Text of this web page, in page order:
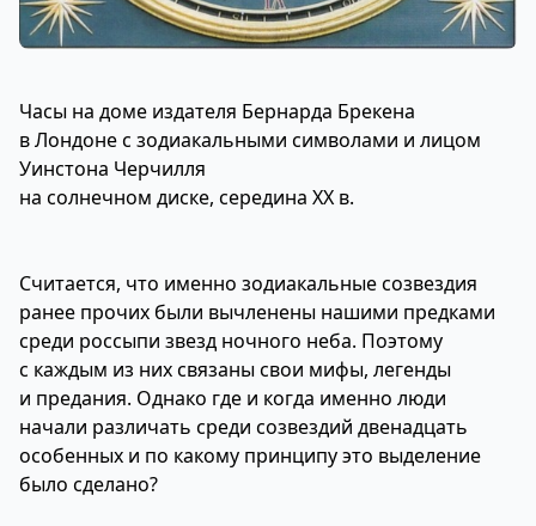
Часы на доме издателя Бернарда Брекена
в Лондоне с зодиакальными символами и лицом
Уинстона Черчилля
на солнечном диске, середина XX в.
Считается, что именно зодиакальные созвездия
ранее прочих были вычленены нашими предками
среди россыпи звезд ночного неба. Поэтому
с каждым из них связаны свои мифы, легенды
и предания. Однако где и когда именно люди
начали различать среди созвездий двенадцать
особенных и по какому принципу это выделение
было сделано?